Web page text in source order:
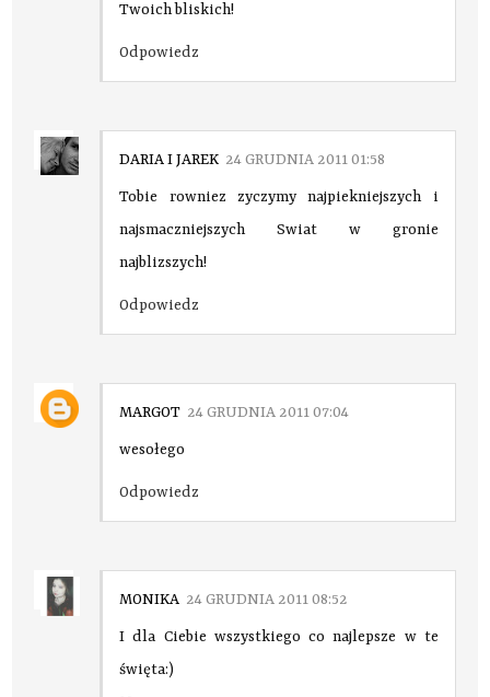
Twoich bliskich!
Odpowiedz
DARIA I JAREK 24 GRUDNIA 2011 01:58
Tobie rowniez zyczymy najpiekniejszych i
najsmaczniejszych Swiat w gronie
najblizszych!
Odpowiedz
MARGOT 24 GRUDNIA 2011 07:04
wesołego
Odpowiedz
MONIKA 24 GRUDNIA 2011 08:52
I dla Ciebie wszystkiego co najlepsze w te
święta:)